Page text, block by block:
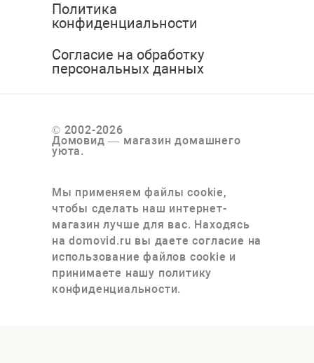
Политика
конфиденциальности
Согласие на обработку
персональных данных
© 2002-2026
Домовид — магазин домашнего
уюта.
Мы применяем файлы cookie,
чтобы сделать наш интернет-
магазин лучше для вас. Находясь
на domovid.ru вы даете согласие на
использование файлов cookie и
принимаете нашу политику
конфиденциальности.